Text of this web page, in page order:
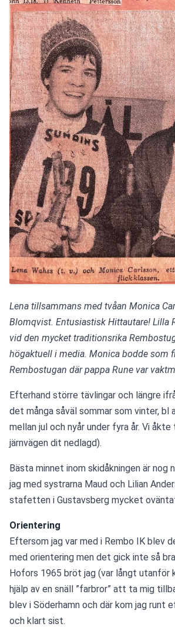
Lena tillsammans med tvåan Monica
Blomqvist. Entusiastisk Hittautare! Lilla
vid den mycket traditionsrika
högaktuell i media. Monica bodde som
Rembostugan där pappa Rune var
Efterhand större tävlingar och längre
det många såväl sommar som vinter, bl
mellan jul och nyår under fyra år. Vi
järnvägen dit nedlagd).
Bästa minnet inom skidåkningen är nog
jag med systrarna Maud och Lilian
stafetten i Gustavsberg mycket
Orientering
Eftersom jag var med i Rembo IK blev
med orientering men det gick inte så
Hofors 1965 bröt jag (var långt utanför
hjälp av en snäll ”farbror” att ta mig
blev i Söderhamn och där kom jag runt
och klart sist.